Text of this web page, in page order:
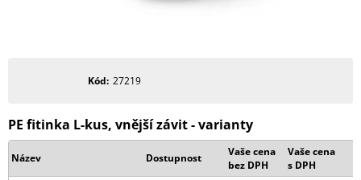
Kód 27219
PE fitinka L-kus, vnější závit - varianty
Název Dostupnost
Vaše cena
bez DPH
Vaše cena
s DPH